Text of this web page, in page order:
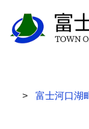
富士河口湖